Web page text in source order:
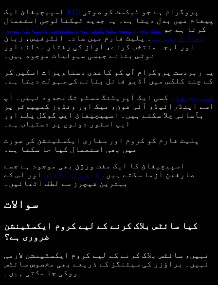
TTS
پیغام میں بدل دیتا ہے۔ یہ جدید ٹیکنالوجی استعمال
کرتا ہے جو تحریری متن کو قدرتی، معیاری آواز میں
ڈھال دیتی ہے ۔ پلیٹ فارم میں سادہ انٹرفیس، زبان
اور لہجہ منتخب کرنے، آواز کی رفتار بدلنے اور
نوٹس بنانے جیسی سہولیات موجود ہیں۔
یہ زبردست پروگرام آپ کو کاغذی دستاویزات اسکین کر
کے چند کلکس میں آڈیو فائل بنانے کی سہولت دیتا ہے۔
اسپیچیفائ کسی ایک آپریٹنگ سسٹم تک محدود نہیں۔ آپ
اسے اینڈرائیڈ، آئی فون، میک اور ونڈوز کمپیوٹر پر
بآسانی چلا سکتے ہیں۔ اسپیچیفائ ایپ گوگل پلے اور
ایپ اسٹور دونوں پر دستیاب ہے۔
پلیٹ فارم کو کروم اور سفاری ایکسٹینشن کی صورت
میں بھی استعمال کیا جا سکتا ہے۔
اسپیچیفائ کا ایک مفت ورژن بھی موجود ہے جسے
صارفین آزما سکتے ہیں۔
ابھی آزمائیں اور اس کے
بہترین فیچرز سے لطف اٹھائیں۔
سوالات
کیا سائٹس بلاک کرنے کے لیے کروم ایکسٹینشن
ضروری ہے؟
نہیں، سائٹس بلاک کرنے کے لیے کروم ایکسٹینشن لازمی
نہیں۔ براؤزر کی سیٹنگز کے ذریعے بھی مخصوص سائٹس
روکی جا سکتی ہیں۔